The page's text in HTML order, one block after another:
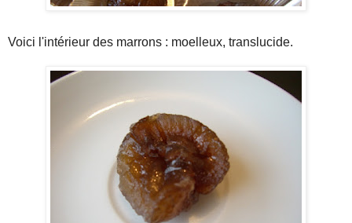
Voici l'intérieur des marrons : moelleux, translucide.